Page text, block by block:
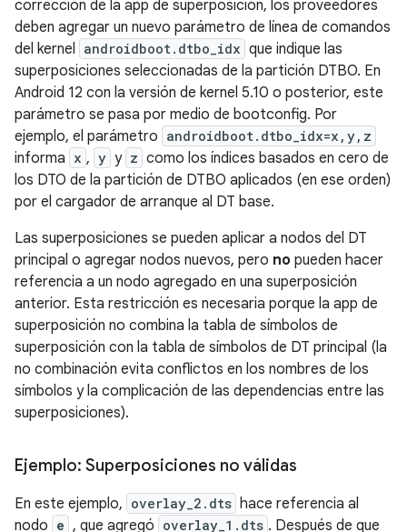
corrección de la app de superposición, los proveedores
deben agregar un nuevo parámetro de línea de comandos
del kernel androidboot.dtbo_idx que indique las
superposiciones seleccionadas de la partición DTBO. En
Android 12 con la versión de kernel 5.10 o posterior, este
parámetro se pasa por medio de bootconfig. Por
ejemplo, el parámetro androidboot.dtbo_idx=x,y,z
informa x , y y z como los índices basados en cero de
los DTO de la partición de DTBO aplicados (en ese orden)
por el cargador de arranque al DT base.
Las superposiciones se pueden aplicar a nodos del DT
principal o agregar nodos nuevos, pero no pueden hacer
referencia a un nodo agregado en una superposición
anterior. Esta restricción es necesaria porque la app de
superposición no combina la tabla de símbolos de
superposición con la tabla de símbolos de DT principal (la
no combinación evita conflictos en los nombres de los
símbolos y la complicación de las dependencias entre las
superposiciones).
Ejemplo: Superposiciones no válidas
En este ejemplo, overlay_2.dts hace referencia al
nodo e , que agregó overlay_1.dts . Después de que